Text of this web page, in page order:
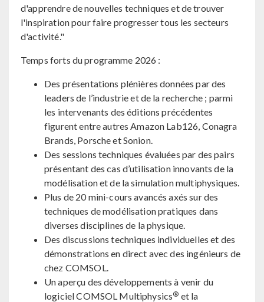
d'apprendre de nouvelles techniques et de trouver
l'inspiration pour faire progresser tous les secteurs
d'activité."
Temps forts du programme 2026 :
Des présentations plénières données par des
leaders de l’industrie et de la recherche ; parmi
les intervenants des éditions précédentes
figurent entre autres Amazon Lab126, Conagra
Brands, Porsche et Sonion.
Des sessions techniques évaluées par des pairs
présentant des cas d’utilisation innovants de la
modélisation et de la simulation multiphysiques.
Plus de 20 mini-cours avancés axés sur des
techniques de modélisation pratiques dans
diverses disciplines de la physique.
Des discussions techniques individuelles et des
démonstrations en direct avec des ingénieurs de
chez COMSOL.
Un aperçu des développements à venir du
logiciel COMSOL Multiphysics® et la